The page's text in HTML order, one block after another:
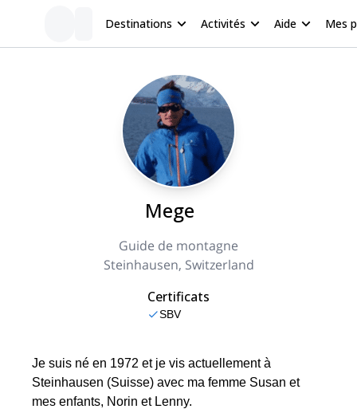
Destinations Activités Aide Mes
Mege
Guide de montagne
Steinhausen, Switzerland
Certificats
SBV
Je suis né en 1972 et je vis actuellement à
Steinhausen (Suisse) avec ma femme Susan et
mes enfants, Norin et Lenny.